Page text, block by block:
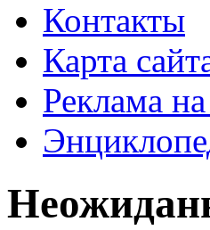
Контакты
Карта
Реклама